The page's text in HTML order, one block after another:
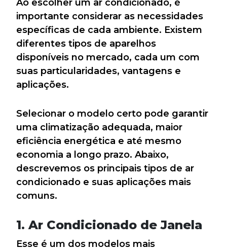
Ao escolher um ar condicionado, é
importante considerar as necessidades
específicas de cada ambiente. Existem
diferentes tipos de aparelhos
disponíveis no mercado, cada um com
suas particularidades, vantagens e
aplicações.
Selecionar o modelo certo pode garantir
uma climatização adequada, maior
eficiência energética e até mesmo
economia a longo prazo. Abaixo,
descrevemos os principais tipos de ar
condicionado e suas aplicações mais
comuns.
1. Ar Condicionado de Janela
Esse é um dos modelos mais